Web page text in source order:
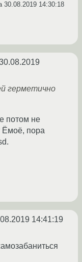
30.08.2019 14:30:18
герметично
потом не
Ёмоё, пора
14:41:19